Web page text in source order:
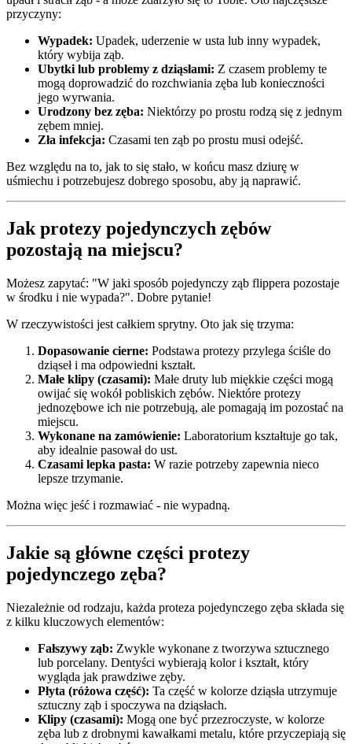
przyczyny:
Wypadek: Upadek, uderzenie w usta lub inny wypadek,
który wybija ząb.
Ubytki lub problemy z dziąsłami: Z czasem problemy te
mogą doprowadzić do rozchwiania zęba lub konieczności
jego wyrwania.
Urodzony bez zęba: Niektórzy po prostu rodzą się z jednym
zębem mniej.
Zła infekcja: Czasami ten ząb po prostu musi odejść.
Bez względu na to, jak to się stało, w końcu masz dziurę w
uśmiechu i potrzebujesz dobrego sposobu, aby ją naprawić.
Jak protezy pojedynczych zębów
pozostają na miejscu?
Możesz zapytać: "W jaki sposób pojedynczy ząb flippera pozostaje
w środku i nie wypada?". Dobre pytanie!
W rzeczywistości jest całkiem sprytny. Oto jak się trzyma:
Dopasowanie cierne: Podstawa protezy przylega ściśle do
dziąseł i ma odpowiedni kształt.
Małe klipy (czasami): Małe druty lub miękkie części mogą
owijać się wokół pobliskich zębów. Niektóre protezy
jednozębowe ich nie potrzebują, ale pomagają im pozostać na
miejscu.
Wykonane na zamówienie: Laboratorium kształtuje go tak,
aby idealnie pasował do ust.
Czasami lepka pasta: W razie potrzeby zapewnia nieco
lepsze trzymanie.
Można więc jeść i rozmawiać - nie wypadną.
Jakie są główne części protezy
pojedynczego zęba?
Niezależnie od rodzaju, każda proteza pojedynczego zęba składa się
z kilku kluczowych elementów:
Fałszywy ząb: Zwykle wykonane z tworzywa sztucznego
lub porcelany. Dentyści wybierają kolor i kształt, który
wygląda jak prawdziwe zęby.
Płyta (różowa część): Ta część w kolorze dziąsła utrzymuje
sztuczny ząb i spoczywa na dziąsłach.
Klipy (czasami): Mogą one być przezroczyste, w kolorze
zęba lub z drobnymi kawałkami metalu, które przyczepiają się